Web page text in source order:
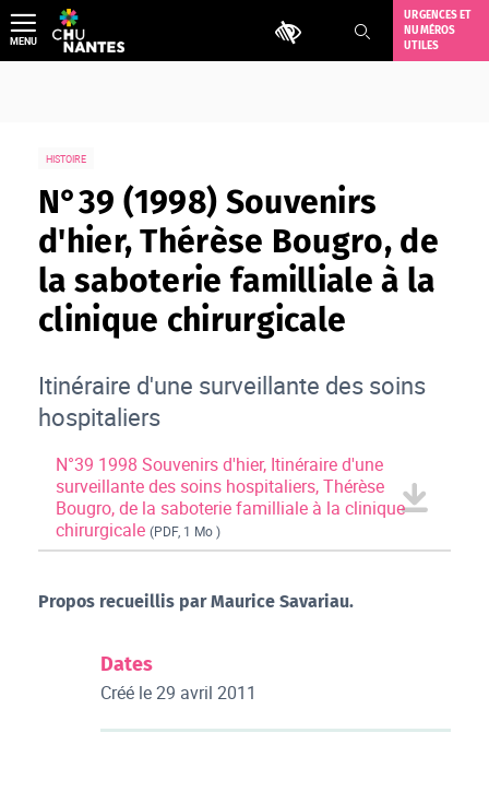
Aller
au
contenu
Outils d'accessibilité
URGENCES ET
NUMÉROS
UTILES
MENU
HISTOIRE
N°39 (1998) Souvenirs
d'hier, Thérèse Bougro, de
la saboterie familliale à la
clinique chirurgicale
Itinéraire d'une surveillante des soins
hospitaliers
N°39 1998 Souvenirs d'hier, Itinéraire d'une
surveillante des soins hospitaliers, Thérèse
Bougro, de la saboterie familliale à la clinique
chirurgicale (PDF, 1 Mo )
Propos recueillis par Maurice Savariau.
Dates
Créé le29 avril 2011